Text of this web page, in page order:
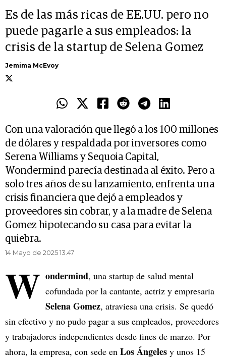
Es de las más ricas de EE.UU. pero no
puede pagarle a sus empleados: la
crisis de la startup de Selena Gomez
Jemima McEvoy
Con una valoración que llegó a los 100 millones
de dólares y respaldada por inversores como
Serena Williams y Sequoia Capital,
Wondermind parecía destinada al éxito. Pero a
solo tres años de su lanzamiento, enfrenta una
crisis financiera que dejó a empleados y
proveedores sin cobrar, y a la madre de Selena
Gomez hipotecando su casa para evitar la
quiebra.
14 Mayo de 2025 13.47
W ondermind, una startup de salud mental
cofundada por la cantante, actriz y empresaria
Selena Gomez, atraviesa una crisis. Se quedó
sin efectivo y no pudo pagar a sus empleados, proveedores
y trabajadores independientes desde fines de marzo. Por
ahora, la empresa, con sede en Los Ángeles y unos 15